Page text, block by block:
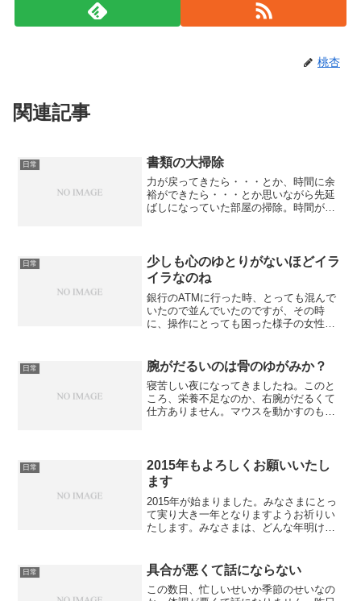
桃杏
関連記事
日常 書類の大掃除
力が戻ってきたら・・・とか、時間に余
裕ができたら・・・とか思いながら先延
ばしになっていた部屋の掃除。時間があ
一番気になっていた書類関係...
日常
少しも心のゆとりがないほどイラ
イラなのね
銀行のATMに行った時、とっても混んで
いたので並んでいたのですが、その時
に、操作にとっても困った様子の女性が
ました。多分、その女性の袖口が画面に
触れていたので、指が反応...
日常 腕がだるいのは骨のゆがみか？
寝苦しい夜になってきましたね。このと
ころ、栄養不足なのか、右腕がだるくて
仕方ありません。マウスを動かすのも辛
言うか、腕があるなって実感...
日常
2015年もよろしくお願いいたし
ます
2015年が始まりました。みなさまにとっ
て実り大き一年となりますようお祈りい
たします。みなさまは、どんな年明けで
せんでした。新しい年も相変わらずの体
調不良に見舞われてい...
日常 具合が悪くて話にならない
この数日、忙しいせいか季節のせいなの